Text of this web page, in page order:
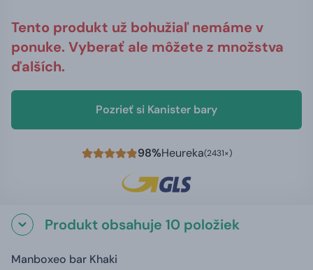
Tento produkt už bohužiaľ nemáme v
ponuke. Vyberať ale môžete z množstva
ďalších.
Pozrieť si Kanister bary
98%Heureka(2431×)
Produkt obsahuje 10 položiek
Manboxeo bar Khaki